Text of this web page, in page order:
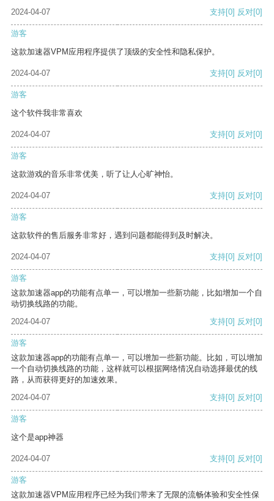
2024-04-07 支持[0] 反对[0]
游客
这款加速器VPM应用程序提供了顶级的安全性和隐私保护。
2024-04-07 支持[0] 反对[0]
游客
这个软件我非常喜欢
2024-04-07 支持[0] 反对[0]
游客
这款游戏的音乐非常优美，听了让人心旷神怡。
2024-04-07 支持[0] 反对[0]
游客
这款软件的售后服务非常好，遇到问题都能得到及时解决。
2024-04-07 支持[0] 反对[0]
游客
这款加速器app的功能有点单一，可以增加一些新功能，比如增加一个自
动切换线路的功能。
2024-04-07
支持[0] 反对[0]
游客
这款加速器app的功能有点单一，可以增加一些新功能。比如，可以增加
一个自动切换线路的功能，这样就可以根据网络情况自动选择最优的线
路，从而获得更好的加速效果。
2024-04-07
支持[0] 反对[0]
游客
这个是app神器
2024-04-07 支持[0] 反对[0]
游客
这款加速器VPM应用程序已经为我们带来了无限的流畅体验和安全性保